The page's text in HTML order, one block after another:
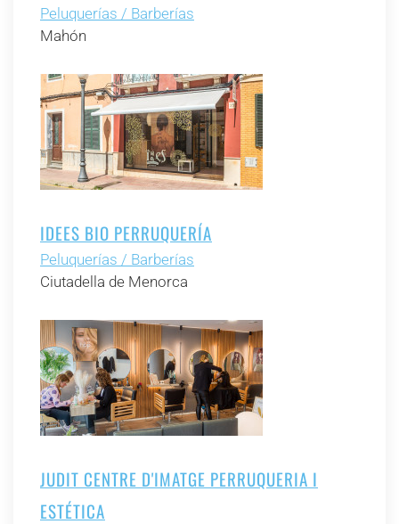
Peluquerías / Barberías
Mahón
IDEES BIO PERRUQUERÍA
Peluquerías / Barberías
Ciutadella de Menorca
JUDIT CENTRE D'IMATGE PERRUQUERIA I
ESTÉTICA